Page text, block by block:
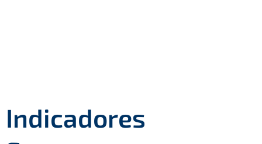
Indicadores